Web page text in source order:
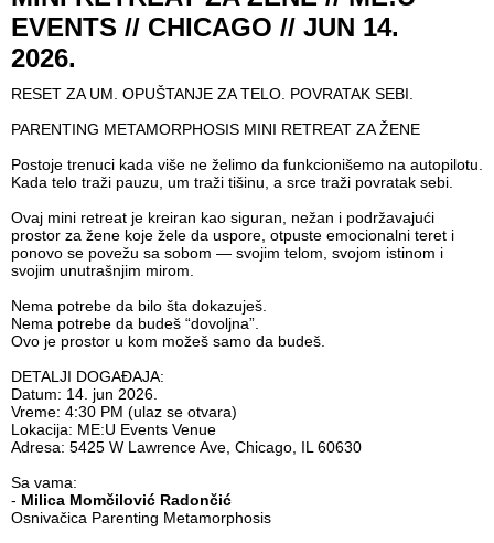
EVENTS // CHICAGO // JUN 14.
2026.
RESET ZA UM. OPUŠTANJE ZA TELO. POVRATAK SEBI.
PARENTING METAMORPHOSIS MINI RETREAT ZA ŽENE
Postoje trenuci kada više ne želimo da funkcionišemo na autopilotu.
Kada telo traži pauzu, um traži tišinu, a srce traži povratak sebi.
Ovaj mini retreat je kreiran kao siguran, nežan i podržavajući
prostor za žene koje žele da uspore, otpuste emocionalni teret i
ponovo se povežu sa sobom — svojim telom, svojom istinom i
svojim unutrašnjim mirom.
Nema potrebe da bilo šta dokazuješ.
Nema potrebe da budeš “dovoljna”.
Ovo je prostor u kom možeš samo da budeš.
DETALJI DOGAĐAJA:
Datum: 14. jun 2026.
Vreme: 4:30 PM (ulaz se otvara)
Lokacija: ME:U Events Venue
Adresa: 5425 W Lawrence Ave, Chicago, IL 60630
Sa vama:
- Milica Momčilović Radončić
Osnivačica Parenting Metamorphosis